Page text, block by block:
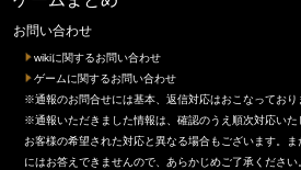
お問い合わせ
wikiに関するお問い合わせ
ゲームに関するお問い合わせ
※通報のお問合せには基本、返信対応はおこなっており
※通報いただきました情報は、確認のうえ順次対応いた
お客様の希望された対応と異なる場合もございます。
にはお答えできませんので、あらかじめご了承ください